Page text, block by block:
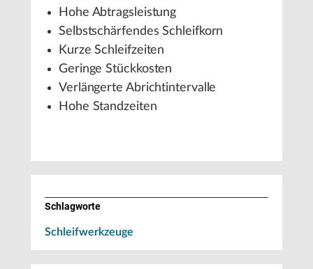
Hohe Abtragsleistung
Selbstschärfendes Schleifkorn
Kurze Schleifzeiten
Geringe Stückkosten
Verlängerte Abrichtintervalle
Hohe Standzeiten
Schlagworte
Schleifwerkzeuge